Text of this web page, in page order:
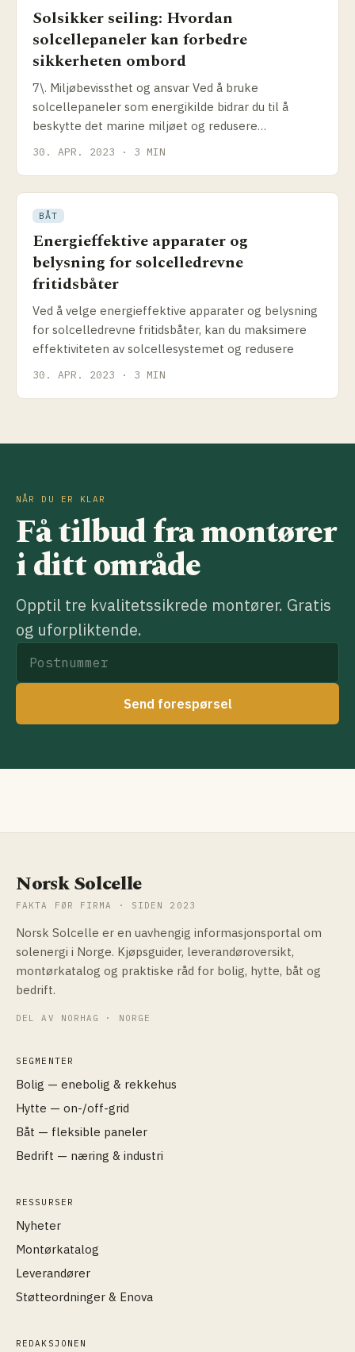
Solsikker seiling: Hvordan
solcellepaneler kan forbedre
sikkerheten ombord
7\. Miljøbevissthet og ansvar Ved å bruke
solcellepaneler som energikilde bidrar du til å
beskytte det marine miljøet og redusere
30. APR. 2023 · 3 MIN
BÅT
Energieffektive apparater og
belysning for solcelledrevne
fritidsbåter
Ved å velge energieffektive apparater og belysning
for solcelledrevne fritidsbåter, kan du maksimere
effektiviteten av solcellesystemet og redusere
30. APR. 2023 · 3 MIN
NÅR DU ER KLAR
Få tilbud fra montører
i ditt område
Opptil tre kvalitetssikrede montører. Gratis
og uforpliktende.
Send forespørsel
Norsk Solcelle
FAKTA FØR FIRMA · SIDEN 2023
Norsk Solcelle er en uavhengig informasjonsportal om
solenergi i Norge. Kjøpsguider, leverandøroversikt,
montørkatalog og praktiske råd for bolig, hytte, båt og
bedrift.
DEL AV NORHAG · NORGE
SEGMENTER
Bolig — enebolig & rekkehus
Hytte — on-/off-grid
Båt — fleksible paneler
Bedrift — næring & industri
RESSURSER
Nyheter
Montørkatalog
Leverandører
Støtteordninger & Enova
REDAKSJONEN